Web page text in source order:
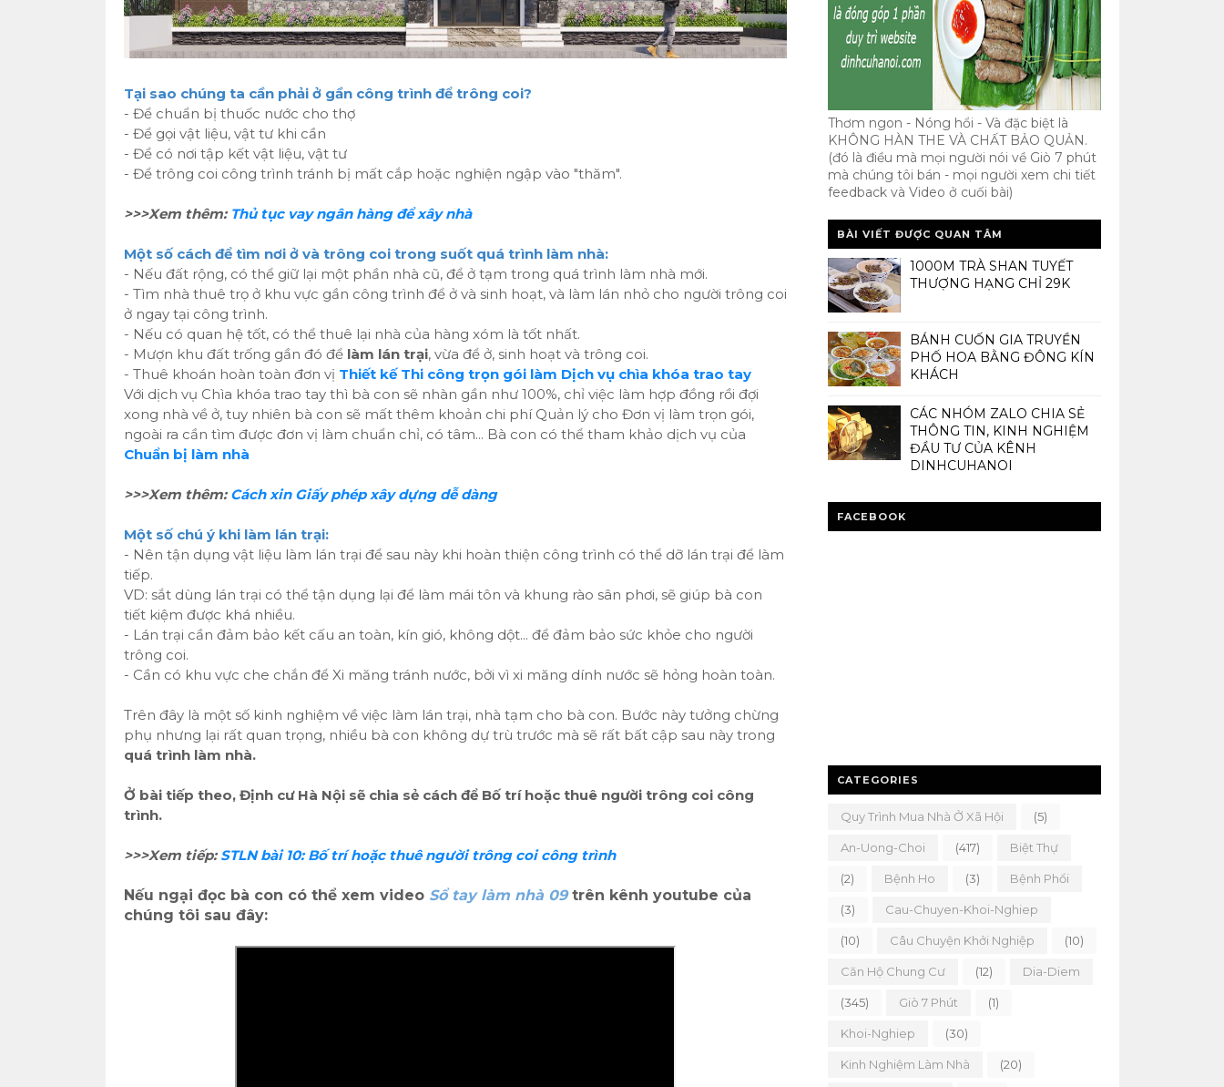
Tại sao chúng ta cần phải ở gần công trình để trông coi?
- Để chuẩn bị thuốc nước cho thợ
- Để gọi vật liệu, vật tư khi cần
- Để có nơi tập kết vật liệu, vật tư
- Để trông coi công trình tránh bị mất cắp hoặc nghiện ngập vào "thăm".
>>>Xem thêm: Thủ tục vay ngân hàng để xây nhà
Một số cách để tìm nơi ở và trông coi trong suốt quá trình làm nhà:
- Nếu đất rộng, có thể giữ lại một phần nhà cũ, để ở tạm trong quá trình làm nhà mới.
- Tìm nhà thuê trọ ở khu vực gần công trình để ở và sinh hoạt, và làm lán nhỏ cho người trông coi
ở ngay tại công trình.
- Nếu có quan hệ tốt, có thể thuê lại nhà của hàng xóm là tốt nhất.
- Mượn khu đất trống gần đó để làm lán trại, vừa để ở, sinh hoạt và trông coi.
- Thuê khoán hoàn toàn đơn vị Thiết kế Thi công trọn gói làm Dịch vụ chìa khóa trao tay
Với dịch vụ Chìa khóa trao tay thì bà con sẽ nhàn gần như 100%, chỉ việc làm hợp đồng rồi đợi
xong nhà về ở, tuy nhiên bà con sẽ mất thêm khoản chi phí Quản lý cho Đơn vị làm trọn gói,
ngoài ra cần tìm được đơn vị làm chuẩn chỉ, có tâm... Bà con có thể tham khảo dịch vụ của
Chuẩn bị làm nhà
>>>Xem thêm: Cách xin Giấy phép xây dựng dễ dàng
Một số chú ý khi làm lán trại:
- Nên tận dụng vật liệu làm lán trại để sau này khi hoàn thiện công trình có thể dỡ lán trại để làm
tiếp.
VD: sắt dùng lán trại có thể tận dụng lại để làm mái tôn và khung rào sân phơi, sẽ giúp bà con
tiết kiệm được khá nhiều.
- Lán trại cần đảm bảo kết cấu an toàn, kín gió, không dột... để đảm bảo sức khỏe cho người
trông coi.
- Cần có khu vực che chắn để Xi măng tránh nước, bởi vì xi măng dính nước sẽ hỏng hoàn toàn.
Trên đây là một số kinh nghiệm về việc làm lán trại, nhà tạm cho bà con. Bước này tưởng chừng
phụ nhưng lại rất quan trọng, nhiều bà con không dự trù trước mà sẽ rất bất cập sau này trong
quá trình làm nhà.
Ở bài tiếp theo, Định cư Hà Nội sẽ chia sẻ cách để Bố trí hoặc thuê người trông coi công
trình.
>>>Xem tiếp: STLN bài 10: Bố trí hoặc thuê người trông coi công trình
Nếu ngại đọc bà con có thể xem video Sổ tay làm nhà 09trên kênh youtube của
chúng tôi sau đây:
Thơm ngon - Nóng hổi - Và đặc biệt là
KHÔNG HÀN THE VÀ CHẤT BẢO QUẢN.
(đó là điều mà mọi người nói về Giò 7 phút
mà chúng tôi bán - mọi người xem chi tiết
feedback và Video ở cuối bài)
BÀI VIẾT ĐƯỢC QUAN TÂM
1000M TRÀ SHAN TUYẾT
THƯỢNG HẠNG CHỈ 29K
BÁNH CUỐN GIA TRUYỀN
PHỐ HOA BẰNG ĐÔNG KÍN
KHÁCH
CÁC NHÓM ZALO CHIA SẺ
THÔNG TIN, KINH NGHIỆM
ĐẦU TƯ CỦA KÊNH
DINHCUHANOI
FACEBOOK
CATEGORIES
Quy Trình Mua Nhà Ở Xã Hội (5)
An-Uong-Choi (417) Biệt Thự
(2) Bệnh Ho (3) Bệnh Phổi
(3) Cau-Chuyen-Khoi-Nghiep
(10) Câu Chuyện Khởi Nghiệp (10)
Căn Hộ Chung Cư (12) Dia-Diem
(345) Giò 7 Phút (1)
Khoi-Nghiep (30)
Kinh Nghiệm Làm Nhà (20)